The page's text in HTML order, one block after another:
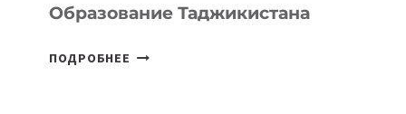
Образование Таджикистана
ПОДРОБНЕЕ